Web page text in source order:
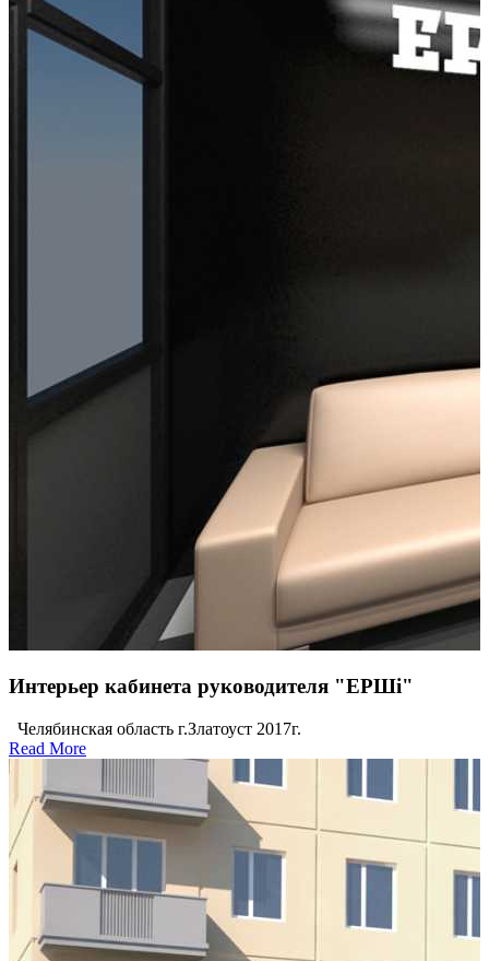
Интерьер кабинета руководителя "ЕРШi"
Челябинская область г.Златоуст 2017г.
Read More